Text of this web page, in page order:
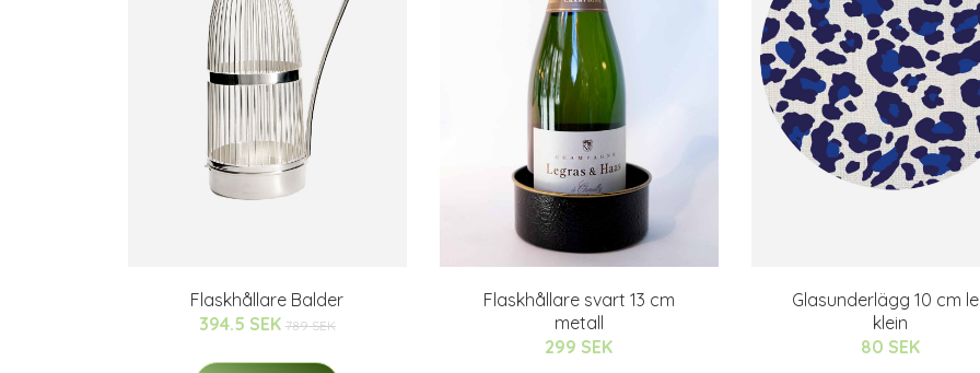
Flaskhållare Balder
394.5 SEK 789 SEK
Flaskhållare svart 13 cm
metall
299 SEK
Glasunderlägg 10 cm
klein
80 SEK